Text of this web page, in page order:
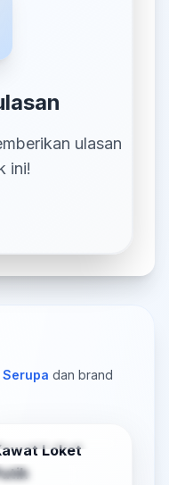
ulasan
ini!
Serupa dan brand
-7% OFF
Multi Varian
Loket